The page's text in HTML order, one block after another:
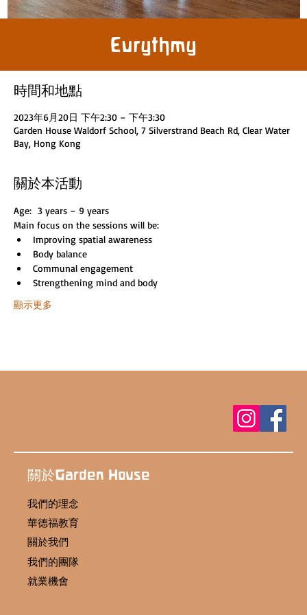
Eurythmy
時間和地點
2023年6月20日 下午2:30 – 下午3:30
Garden House Waldorf School, 7 Silverstrand Beach Rd, Clear Water
Bay, Hong Kong
關於本活動
Age:  3 years – 9 years
Main focus on the sessions will be:
Improving spatial awareness
Body balance
Communal engagement
Strengthening mind and body
顯示更多
關於Garden House
我們的理念
華德福教育
關於我們
我們的團隊
就業機會